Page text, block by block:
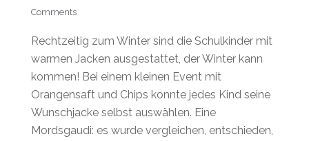
Comments
Rechtzeitig zum Winter sind die Schulkinder mit
warmen Jacken ausgestattet, der Winter kann
kommen! Bei einem kleinen Event mit
Orangensaft und Chips konnte jedes Kind seine
Wunschjacke selbst auswählen. Eine
Mordsgaudi: es wurde vergleichen, entschieden,